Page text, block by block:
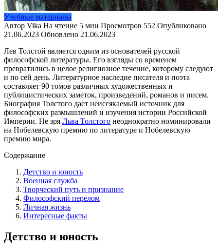
Учебные материалы
Автор Vika На чтение 5 мин Просмотров 552 Опубликовано
21.06.2023 Обновлено 21.06.2023
Лев Толстой является одним из основателей русской
философской литературы. Его взгляды со временем
превратились в целое религиозное течение, которому следуют
и по сей день. Литературное наследие писателя и поэта
составляет 90 томов различных художественных и
публицистических заметок, произведений, романов и писем.
Биография Толстого дает неиссякаемый источник для
философских размышлений и изучения истории Российской
Империи. Не зря Льва Толстого неоднократно номинировали
на Нобелевскую премию по литературе и Нобелевскую
премию мира.
Содержание
Детство и юность
Военная служба
Творческий путь и признание
Философский перелом
Личная жизнь
Интересные факты
Детство и юность